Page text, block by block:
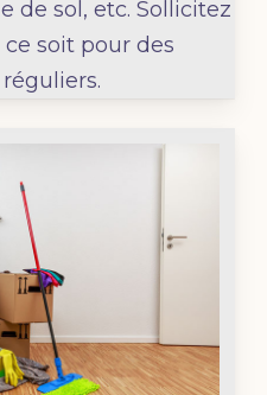
de sol, etc. Sollicitez
soit pour des